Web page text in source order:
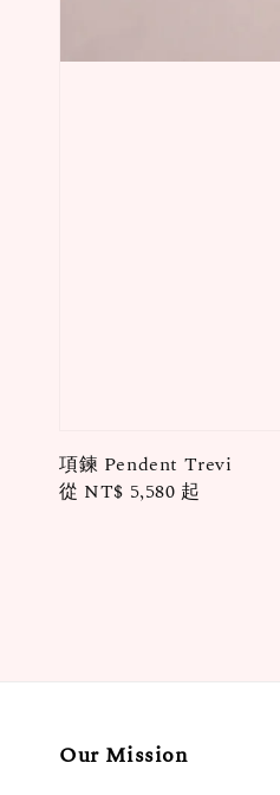
項鍊 Pendent Trevi
Regular
從 NT$ 5,580 起
Our Mission